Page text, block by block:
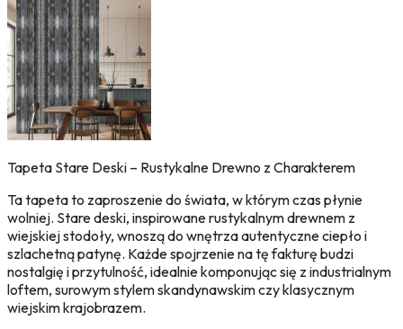
Tapeta Stare Deski – Rustykalne Drewno z Charakterem
Ta tapeta to zaproszenie do świata, w którym czas płynie
wolniej. Stare deski, inspirowane rustykalnym drewnem z
wiejskiej stodoły, wnoszą do wnętrza autentyczne ciepło i
szlachetną patynę. Każde spojrzenie na tę fakturę budzi
nostalgię i przytulność, idealnie komponując się z industrialnym
loftem, surowym stylem skandynawskim czy klasycznym
wiejskim krajobrazem.